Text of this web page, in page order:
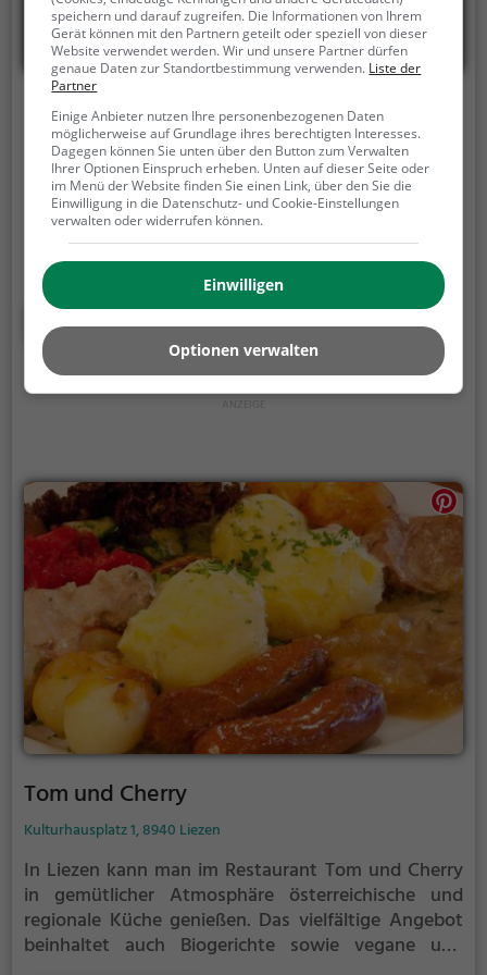
Pizzeria Bellissimo
Hauptplatz 15, 8130 Frohnleiten
In der Pizzeria Bellissimo in Frohnleiten erlebt man
italienisches Flair mit österreichischem Charme. Hier
findet man eine vielfältige Auswahl an köstlichen
Speisen und Getränken. Ob Pizza, Pasta oder
regionale Köstlichkeiten - für jeden Geschmack ist
etwas dabei. Das gemütliche Ambiente lädt zum
Verweilen ein und lässt einen den Alltag vergessen.
Ob vegetarisch oder mediterran, hier wird jeder
fündig. Ein Besuch in der Pizzeria Bellissimo ist wie
fündig.
Mehr erfahren
Tom und Cherry
Kulturhausplatz 1, 8940 Liezen
In Liezen kann man im Restaurant Tom und Cherry
in gemütlicher Atmosphäre österreichische und
regionale Küche genießen. Das vielfältige Angebot
beinhaltet auch Biogerichte sowie vegane und
speichern und darauf zugreifen. Die Informationen von Ihrem
Gerät können mit den Partnern geteilt oder speziell von dieser
Website verwendet werden. Wir und unsere Partner dürfen
genaue Daten zur Standortbestimmung verwenden. Liste der
Partner
Einige Anbieter nutzen Ihre personenbezogenen Daten
möglicherweise auf Grundlage ihres berechtigten Interesses.
Dagegen können Sie unten über den Button zum Verwalten
Ihrer Optionen Einspruch erheben. Unten auf dieser Seite oder
im Menü der Website finden Sie einen Link, über den Sie die
Einwilligung in die Datenschutz- und Cookie-Einstellungen
verwalten oder widerrufen können.
Einwilligen
Optionen verwalten